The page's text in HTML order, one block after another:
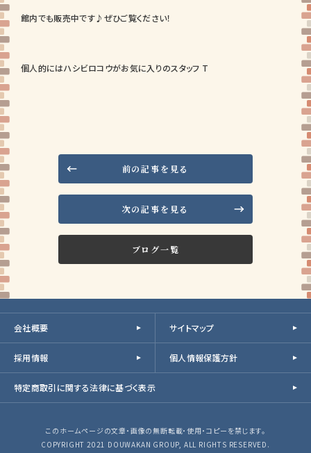
館内でも販売中です♪ぜひご覧ください！
個人的にはハシビロコウがお気に入りのスタッフ T
前の記事を見る
ブログ一覧
次の記事を見る
会社概要 サイトマップ
採用情報 個人情報保護方針
特定商取引に関する法律に基づく表示
このホームページの文章・画像の無断転載・使用・コピーを禁じます。
COPYRIGHT 2021 DOUWAKAN GROUP, ALL RIGHTS RESERVED.